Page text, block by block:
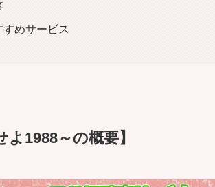
めサービス
よ1988～の概要】